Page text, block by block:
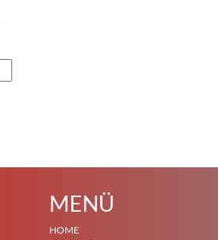
MENÜ
HOME